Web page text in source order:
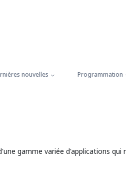
nouvelles Programmation
gamme variée d'applications